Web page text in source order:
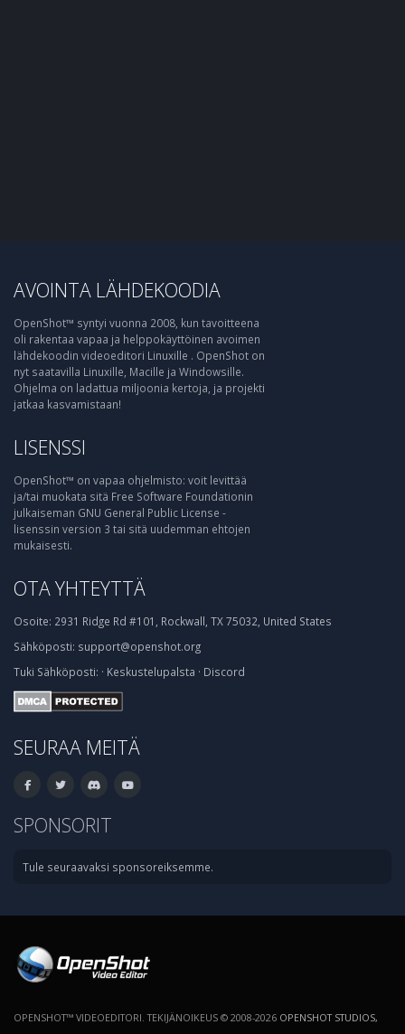
AVOINTA LÄHDEKOODIA
OpenShot™ syntyi vuonna 2008, kun tavoitteena
oli rakentaa vapaa ja helppokäyttöinen avoimen
lähdekoodin videoeditori Linuxille . OpenShot on
nyt saatavilla Linuxille, Macille ja Windowsille.
Ohjelma on ladattua miljoonia kertoja, ja projekti
jatkaa kasvamistaan!
LISENSSI
OpenShot™ on vapaa ohjelmisto: voit levittää
ja/tai muokata sitä Free Software Foundationin
julkaiseman GNU General Public License -
lisenssin version 3 tai sitä uudemman ehtojen
mukaisesti.
OTA YHTEYTTÄ
Osoite: 2931 Ridge Rd #101, Rockwall, TX 75032, United States
Sähköposti: support@openshot.org
Tuki Sähköposti: · Keskustelupalsta · Discord
SEURAA MEITÄ
SPONSORIT
Tule seuraavaksi sponsoreiksemme.
OPENSHOT™ VIDEOEDITORI. TEKIJÄNOIKEUS © 2008-2026 OPENSHOT STUDIOS,